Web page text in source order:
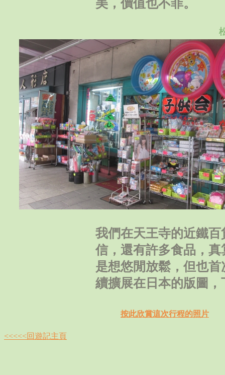
美，價值也不菲。
我們在天王寺的近鐵
信，還有許多食品，
是想悠閒放鬆，但也
續擴展在日本的版圖
按此欣賞這次行程的照片
<<<<<回遊記主頁